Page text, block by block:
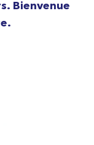
Bienvenue